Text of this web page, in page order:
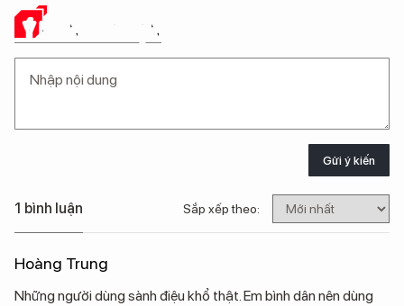
Ý KIẾN CỦA BẠN
Gửi ý kiến
1 bình luận Sắp xếp theo:
Hoàng Trung
Những người dùng sành điệu khổ thật. Em bình dân nên dùng